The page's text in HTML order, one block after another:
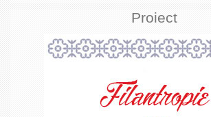
Proiect